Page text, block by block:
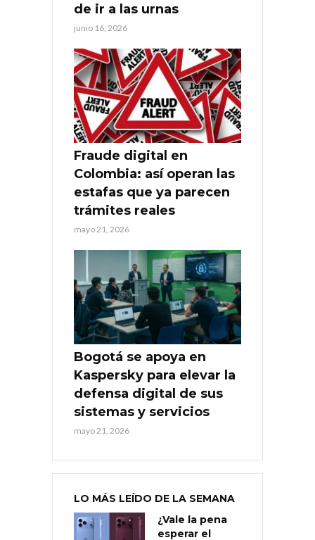
de ir a las urnas
junio 16, 2026
Fraude digital en
Colombia: así operan las
estafas que ya parecen
trámites reales
mayo 21, 2026
Bogotá se apoya en
Kaspersky para elevar la
defensa digital de sus
sistemas y servicios
mayo 21, 2026
LO MÁS LEÍDO DE LA SEMANA
¿Vale la pena
esperar el